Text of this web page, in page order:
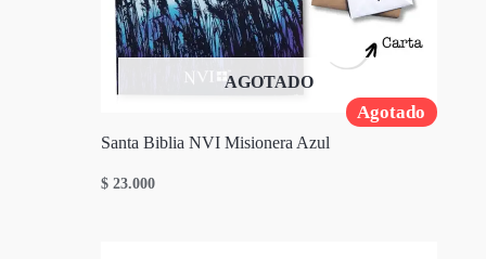
Agotado
AGOTADO
Santa Biblia NVI Misionera Azul
$ 23.000